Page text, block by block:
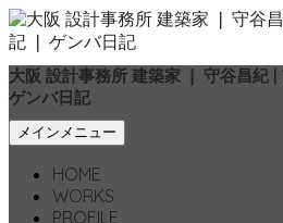
大阪 設計事務所 建築家 ❘ 守谷昌紀 |
ゲンバ日記
検
索
メインメニュー
HOME
WORKS
PROFILE